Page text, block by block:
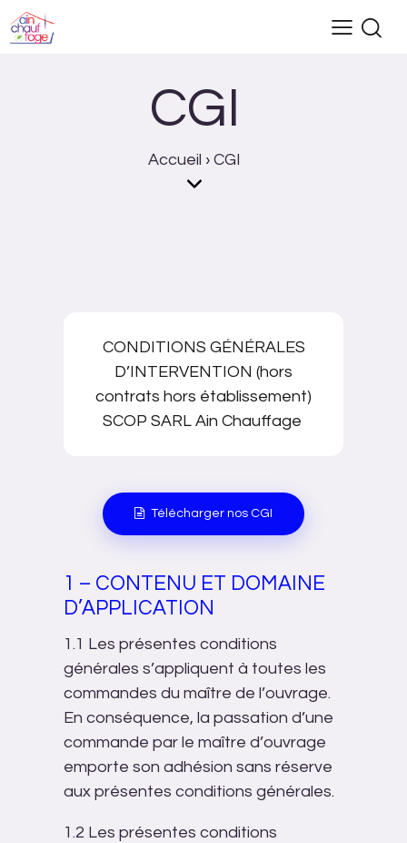
CGI
Accueil › CGI
CONDITIONS GÉNÉRALES
D’INTERVENTION (hors
contrats hors établissement)
SCOP SARL Ain Chauffage
Télécharger nos CGI
1 – CONTENU ET DOMAINE
D’APPLICATION
1.1 Les présentes conditions
générales s’appliquent à toutes les
commandes du maître de l’ouvrage.
En conséquence, la passation d’une
commande par le maître d’ouvrage
emporte son adhésion sans réserve
aux présentes conditions générales.
1.2 Les présentes conditions